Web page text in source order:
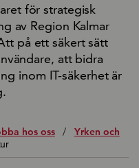
för strategisk
av Region Kalmar
på ett säkert sätt
att bidra
inom IT-säkerhet är
hos oss /
Yrken och